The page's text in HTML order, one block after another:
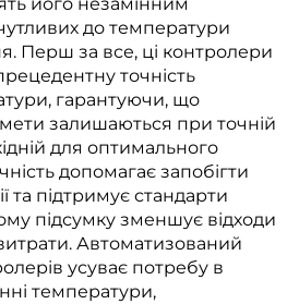
до температури
Перш за все, ці контролери
точність
гарантуючи, що
залишаються при точній
для оптимального
допомагає запобігти
та підтримує стандарти
підсумку зменшує відходи
Автоматизований
усуває потребу в
температури,